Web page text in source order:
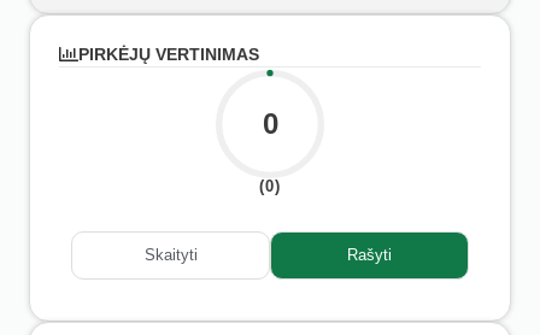
PIRKĖJŲ VERTINIMAS
0
(0)
Skaityti Rašyti